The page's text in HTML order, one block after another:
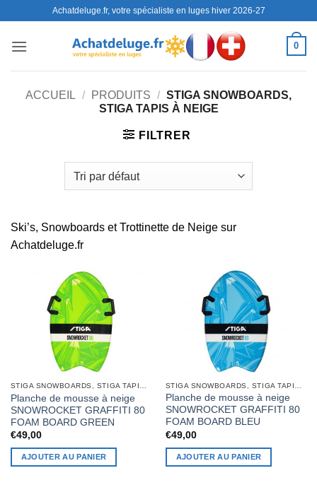
contenu
Achatdeluge.fr, votre spécialiste en luges hiver 2026-27
0
ACCUEIL / PRODUITS / STIGA SNOWBOARDS,
STIGA TAPIS À NEIGE
FILTRER
Ski’s, Snowboards et Trottinette de Neige sur
Achatdeluge.fr
Planche de mousse à neige
SNOWROCKET GRAFFITI 80
FOAM BOARD GREEN
€49,00
AJOUTER AU PANIER
Planche de mousse à neige
SNOWROCKET GRAFFITI 80
FOAM BOARD BLEU
€49,00
AJOUTER AU PANIER